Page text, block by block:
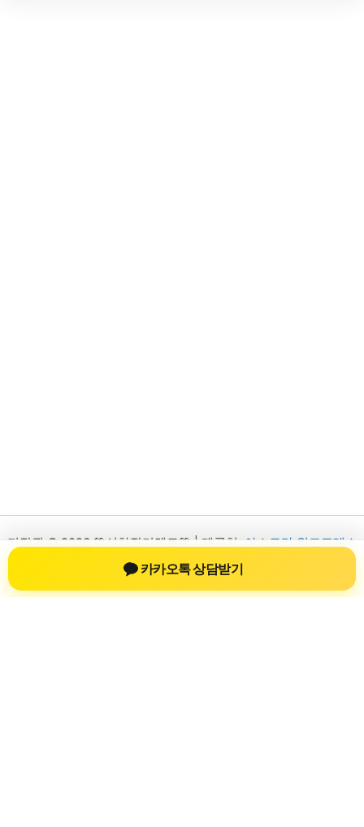
저작권 © 2026 💚신차장기렌트💚 | 제공처:
아스트라 워드프레스
테마
카카오톡 상담받기